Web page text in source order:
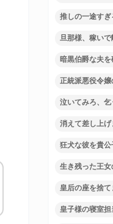
推しの一途す
旦那様、稼い
暗黒伯爵な夫
正統派悪役令嬢
泣いてみろ、
消えて差し上
狂犬な彼を貴公
生き残った王
皇后の座を捨て
皇子様の寝室